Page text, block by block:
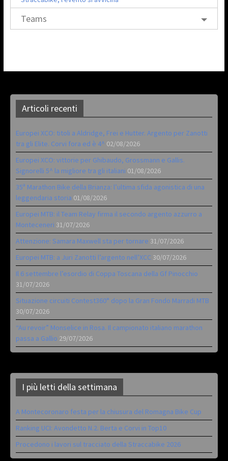
Teams
Articoli recenti
Europei XCO: titoli a Aldridge, Frei e Hutter. Argento per Zanotti
tra gli Elite. Corvi fora ed è 4^ 02/08/2026
Europei XCO: vittorie per Ghibaudo, Grossmann e Gallis.
Signorelli 5^ la migliore tra gli italiani 01/08/2026
35ª Marathon Bike della Brianza: l’ultima sfida agonistica di una
leggendaria storia 01/08/2026
Europei MTB: il Team Relay firma il secondo argento azzurro a
Monteceneri 31/07/2026
Attenzione: Samara Maxwell sta per tornare 31/07/2026
Europei MTB: a Juri Zanotti l’argento nell’XCC 30/07/2026
Il 6 settembre l’esordio di Coppa Toscana della Gf Pinocchio
31/07/2026
Situazione circuiti Contest360° dopo la Gran Fondo Marradi MTB
30/07/2026
“Au revoir” Monselice in Rosa. Il campionato italiano marathon
passa a Gallio 29/07/2026
I più letti della settimana
A Montecoronaro festa per la chiusura del Romagna Bike Cup
Ranking UCI: Avondetto N.2. Berta e Corvi in Top10
Procedono i lavori sul tracciato della Straccabike 2026